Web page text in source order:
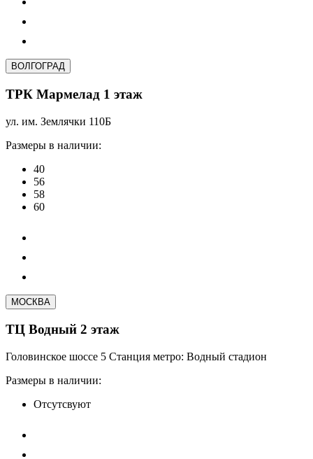
ВОЛГОГРАД
ТРК Мармелад 1 этаж
ул. им. Землячки 110Б
Размеры в наличии:
40
56
58
60
МОСКВА
ТЦ Водный 2 этаж
Головинское шоссе 5 Станция метро: Водный стадион
Размеры в наличии:
Отсутсвуют